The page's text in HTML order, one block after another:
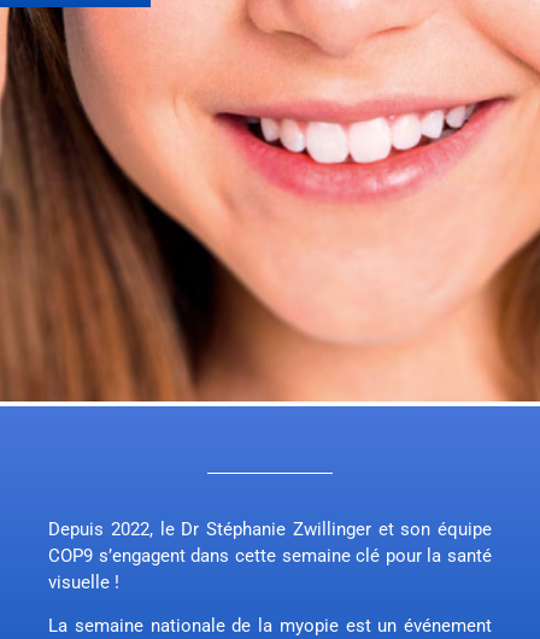
Depuis 2022, le Dr Stéphanie Zwillinger et son équipe
COP9 s’engagent dans cette semaine clé pour la santé
visuelle !
La semaine nationale de la myopie est un événement